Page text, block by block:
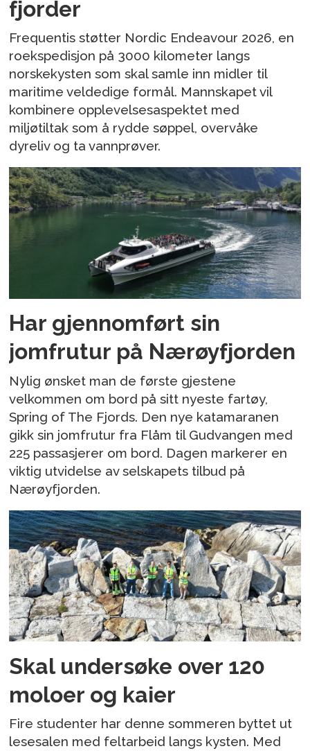
fjorder
Frequentis støtter Nordic Endeavour 2026, en
roekspedisjon på 3000 kilometer langs
norskekysten som skal samle inn midler til
maritime veldedige formål. Mannskapet vil
kombinere opplevelsesaspektet med
miljøtiltak som å rydde søppel, overvåke
dyreliv og ta vannprøver.
Har gjennomført sin
jomfrutur på Nærøyfjorden
Nylig ønsket man de første gjestene
velkommen om bord på sitt nyeste fartøy,
Spring of The Fjords. Den nye katamaranen
gikk sin jomfrutur fra Flåm til Gudvangen med
225 passasjerer om bord. Dagen markerer en
viktig utvidelse av selskapets tilbud på
Nærøyfjorden.
Skal undersøke over 120
moloer og kaier
Fire studenter har denne sommeren byttet ut
lesesalen med feltarbeid langs kysten. Med